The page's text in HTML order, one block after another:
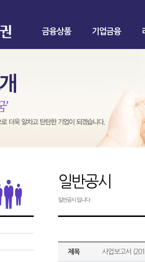
금융상품 기업금융
일반공시
일반공시 입니다.
제목 사업보고서